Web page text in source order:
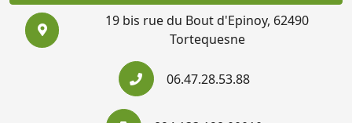
19 bis rue du Bout d'Epinoy, 62490
Tortequesne
06.47.28.53.88